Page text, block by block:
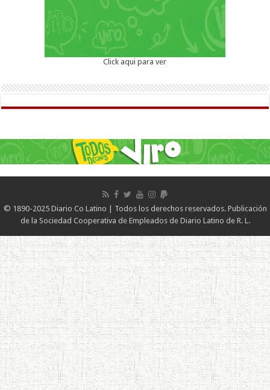
Click aqui para ver
© 1890-2025 Diario Co Latino | Todos los derechos reservados. Publicación
de la Sociedad Cooperativa de Empleados de Diario Latino de R. L.